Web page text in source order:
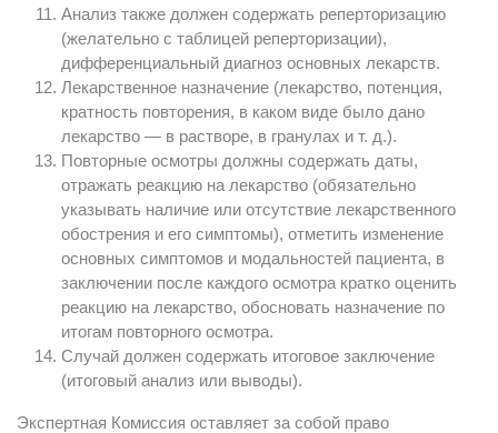
Анализ также должен содержать реперторизацию
(желательно с таблицей реперторизации),
дифференциальный диагноз основных лекарств.
Лекарственное назначение (лекарство, потенция,
кратность повторения, в каком виде было дано
лекарство — в растворе, в гранулах и т. д.).
Повторные осмотры должны содержать даты,
отражать реакцию на лекарство (обязательно
указывать наличие или отсутствие лекарственного
обострения и его симптомы), отметить изменение
основных симптомов и модальностей пациента, в
заключении после каждого осмотра кратко оценить
реакцию на лекарство, обосновать назначение по
итогам повторного осмотра.
Случай должен содержать итоговое заключение
(итоговый анализ или выводы).
Экспертная Комиссия оставляет за собой право